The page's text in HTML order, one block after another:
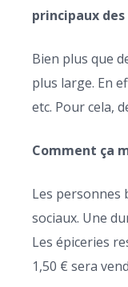
principaux
Bien plus que
plus large. En
etc. Pour cela,
Comment ça
Les personnes
sociaux. Une
Les épiceries
1,50 € sera